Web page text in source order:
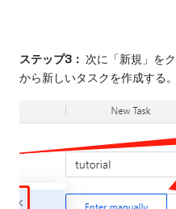
ステップ3： 次に「新規」を
から新しいタスクを作成する。